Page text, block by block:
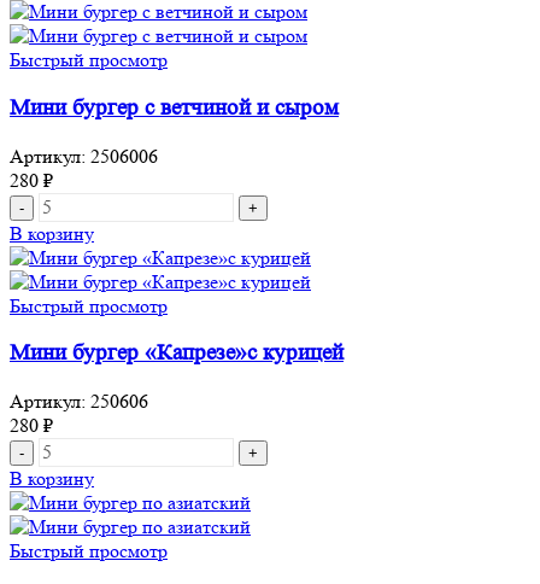
Мини
бургер
с
из
курицы
Быстрый просмотр
Мини бургер с ветчиной и сыром
Артикул: 2506006
280 ₽
Количество
товара
Мини
бургер
с
ветчиной
и
сыром
В корзину
Быстрый просмотр
Мини бургер «Капрезе»с курицей
Артикул: 250606
280 ₽
Количество
товара
Мини
бургер
"Капрезе"с
курицей
В корзину
Быстрый просмотр